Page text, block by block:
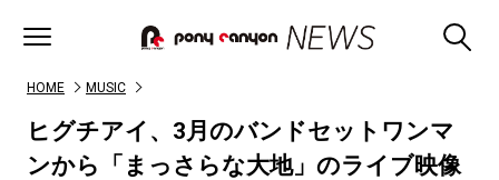
HOME MUSIC
ヒグチアイ、3月のバンドセットワンマ
ンから「まっさらな大地」のライブ映像